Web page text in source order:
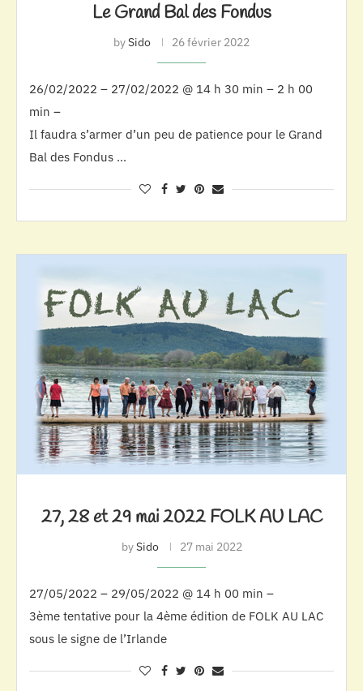
Le Grand Bal des Fondus
bySido 26 février 2022
26/02/2022 – 27/02/2022 @ 14 h 30 min – 2 h 00
min –
Il faudra s’armer d’un peu de patience pour le Grand
Bal des Fondus …
27, 28 et 29 mai 2022 FOLK AU LAC
bySido 27 mai 2022
27/05/2022 – 29/05/2022 @ 14 h 00 min –
3ème tentative pour la 4ème édition de FOLK AU LAC
sous le signe de l’Irlande